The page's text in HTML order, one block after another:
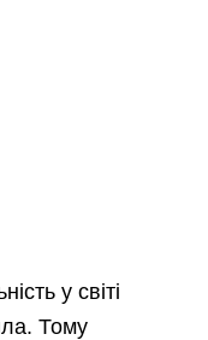
у світі
Тому